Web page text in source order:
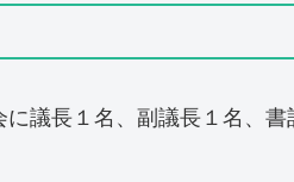
議長１名、副議長１名、書